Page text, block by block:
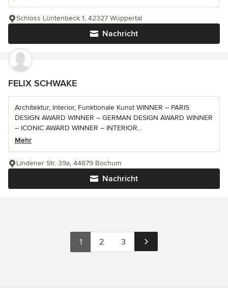
Nachricht
Schloss Lüntenbeck 1, 42327 Wuppertal
FELIX SCHWAKE
Architektur, Interior, Funktionale Kunst WINNER – PARIS
DESIGN AWARD WINNER – GERMAN DESIGN AWARD WINNER
– ICONIC AWARD WINNER – INTERIOR...
Mehr
Nachricht
Lindener Str. 39a, 44879 Bochum
1 2 3